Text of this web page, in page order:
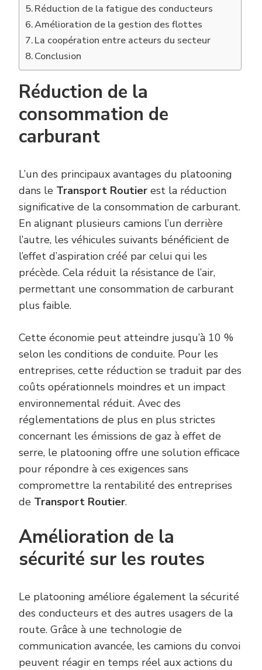
Réduction de la fatigue des conducteurs
Amélioration de la gestion des flottes
La coopération entre acteurs du secteur
Conclusion
Réduction de la
consommation de
carburant
L’un des principaux avantages du platooning
dans le Transport Routier est la réduction
significative de la consommation de carburant.
En alignant plusieurs camions l’un derrière
l’autre, les véhicules suivants bénéficient de
l’effet d’aspiration créé par celui qui les
précède. Cela réduit la résistance de l’air,
permettant une consommation de carburant
plus faible.
Cette économie peut atteindre jusqu’à 10 %
selon les conditions de conduite. Pour les
entreprises, cette réduction se traduit par des
coûts opérationnels moindres et un impact
environnemental réduit. Avec des
réglementations de plus en plus strictes
concernant les émissions de gaz à effet de
serre, le platooning offre une solution efficace
pour répondre à ces exigences sans
compromettre la rentabilité des entreprises
de Transport Routier.
Amélioration de la
sécurité sur les routes
Le platooning améliore également la sécurité
des conducteurs et des autres usagers de la
route. Grâce à une technologie de
communication avancée, les camions du convoi
peuvent réagir en temps réel aux actions du